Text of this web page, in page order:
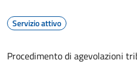
Servizio attivo
Procedimento di agevolazioni